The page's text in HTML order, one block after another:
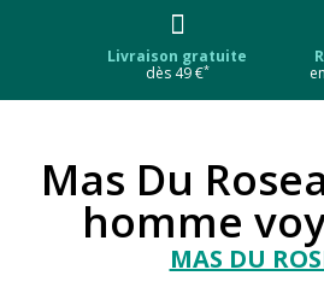
Livraison gratuite
dès 49 €*
Mas Du
homme
MAS DU